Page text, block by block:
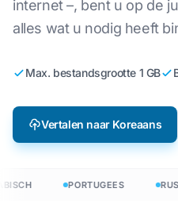
internet –, bent u op de
alles wat u nodig heeft
Max. bestandsgrootte 1 GB
Vertalen naar Koreaans
PORTUGEES